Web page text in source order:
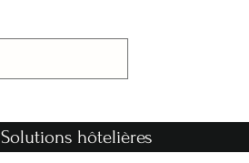
Solutions hôtelières